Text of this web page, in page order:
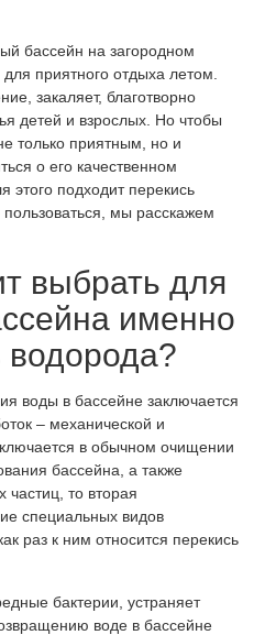
бассейн на загородном
приятного отдыха летом.
закаляет, благотворно
детей и взрослых. Но чтобы
только приятным, но и
о его качественном
этого подходит перекись
мы расскажем
выбрать для
именно
водорода?
воды в бассейне заключается
– механической и
в обычном очищении
бассейна, а также
то вторая
специальных видов
раз к ним относится перекись
бактерии, устраняет
воде в бассейне